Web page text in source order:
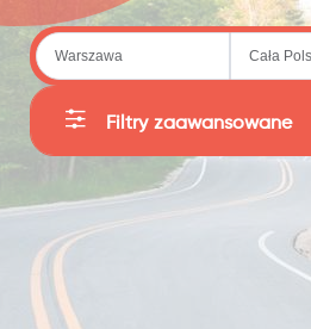
(20)
Filtry zaawansowane
Kategorie